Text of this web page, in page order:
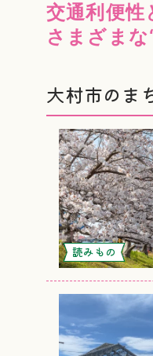
交通利便性
さまざま
大村市のま
読みもの